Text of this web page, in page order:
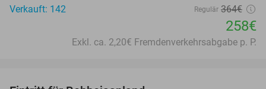
Verkauft: 142
Regulär 364€
258€
Exkl. ca. 2,20€ Fremdenverkehrsabgabe p. P.